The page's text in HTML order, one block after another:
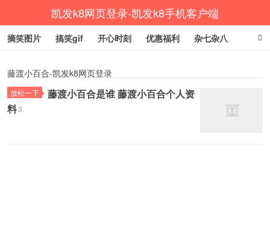
凯发k8网页登录-凯发k8手机客户端
摘笑图片 搞笑gif 开心时刻 优惠福利 杂七杂八
藤渡小百合-凯发k8网页登录
放松一下
藤渡小百合是谁 藤渡小百合个人资
料3